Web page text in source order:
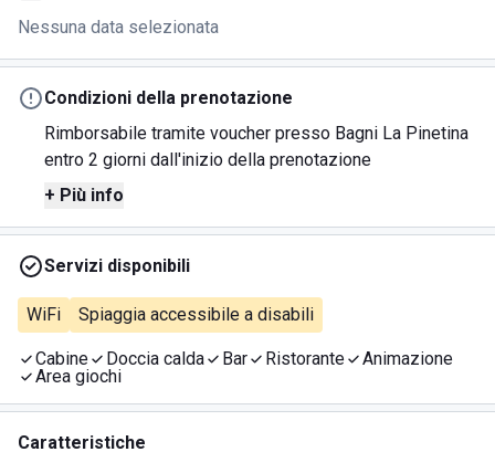
Nessuna data selezionata
Condizioni della prenotazione
Rimborsabile tramite voucher presso Bagni La Pinetina
entro 2 giorni dall'inizio della prenotazione
+ Più info
Servizi disponibili
WiFi Spiaggia accessibile a disabili
Cabine Doccia calda Bar Ristorante
Animazione
Area giochi
Caratteristiche